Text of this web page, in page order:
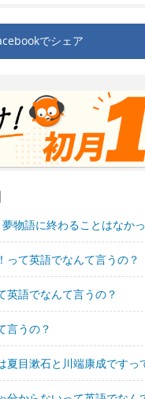
でシェア
物語に終わることはなか
って英語でなんて言うの？
英語でなんて言うの？
言うの？
夏目漱石と川端康成ですっ